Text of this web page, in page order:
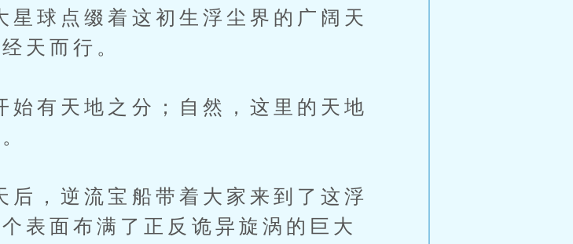
球点缀着这初生浮尘界的广阔天
天而行。
有天地之分；自然，这里的天地
，逆流宝船带着大家来到了这浮
表面布满了正反诡异旋涡的巨大